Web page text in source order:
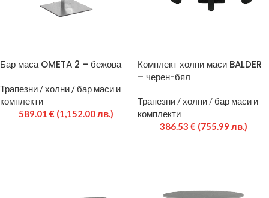
Бар маса OMETA 2 – бежова
Трапезни / холни / бар маси и
комплекти
589.01 € (1,152.00 лв.)
Комплект холни маси BALDER
– черен-бял
Трапезни / холни / бар маси и
комплекти
386.53 € (755.99 лв.)